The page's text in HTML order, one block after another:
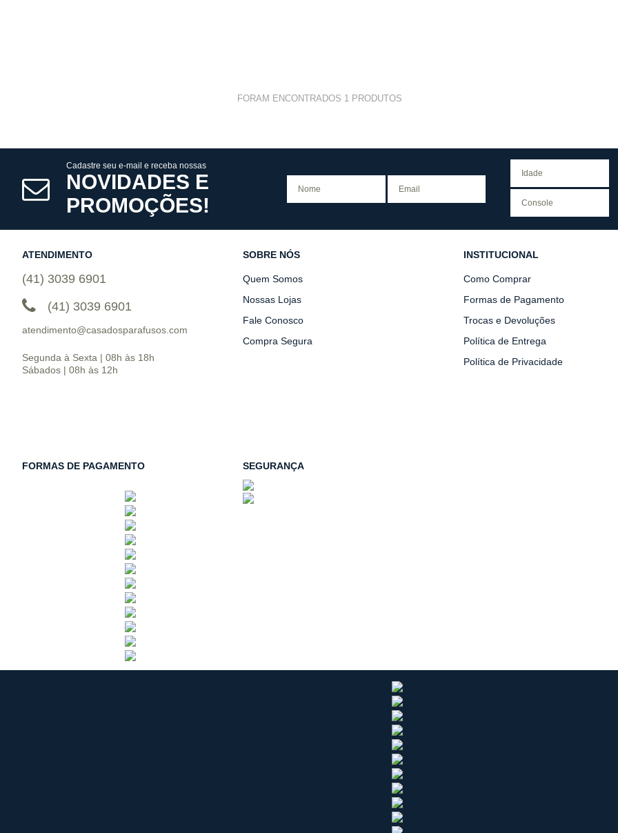
FORAM ENCONTRADOS 1PRODUTOS
Cadastre seu e-mail e receba nossas
NOVIDADES E
PROMOÇÕES!
ATENDIMENTO
(41) 3039 6901
(41) 3039 6901
atendimento@casadosparafusos.com
Segunda à Sexta | 08h às 18h
Sábados | 08h às 12h
SOBRE NÓS
Quem Somos
Nossas Lojas
Fale Conosco
Compra Segura
INSTITUCIONAL
Como Comprar
Formas de Pagamento
Trocas e Devoluções
Política de Entrega
Política de Privacidade
FORMAS DE PAGAMENTO SEGURANÇA